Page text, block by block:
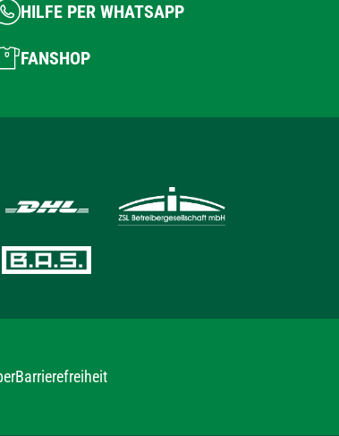
HILFE PER WHATSAPP
FANSHOP
Barrierefreiheit